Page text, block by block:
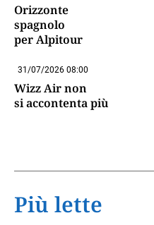
Orizzonte
spagnolo
per Alpitour
31/07/2026 08:00
Wizz Air non
si accontenta più
Più lette